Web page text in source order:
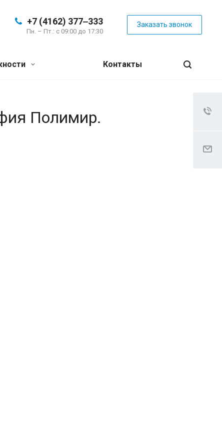
+7 (4162) 377‒333
Пн. – Пт.: с 09:00 до 17:30
Заказать звонок
Контакты
Полимир.